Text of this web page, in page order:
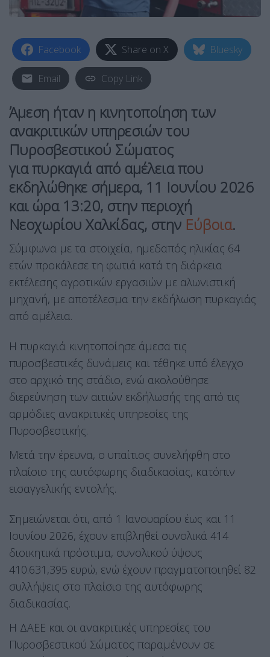
Facebook Share on X Bluesky
Email Copy Link
Άμεση ήταν η κινητοποίηση των
ανακριτικών υπηρεσιών του
Πυροσβεστικού Σώματος
για πυρκαγιά από αμέλεια που
εκδηλώθηκε σήμερα, 11 Ιουνίου 2026
και ώρα 13:20, στην περιοχή
Νεοχωρίου Χαλκίδας, στην Εύβοια.
Σύμφωνα με τα στοιχεία, ημεδαπός ηλικίας 64
ετών προκάλεσε τη φωτιά κατά τη διάρκεια
εκτέλεσης αγροτικών εργασιών με αλωνιστική
μηχανή, με αποτέλεσμα την εκδήλωση πυρκαγιάς
από αμέλεια.
Η πυρκαγιά κινητοποίησε άμεσα τις
πυροσβεστικές δυνάμεις και τέθηκε υπό έλεγχο
στο αρχικό της στάδιο, ενώ ακολούθησε
διερεύνηση των αιτιών εκδήλωσής της από τις
αρμόδιες ανακριτικές υπηρεσίες της
Πυροσβεστικής.
Μετά την έρευνα, ο υπαίτιος συνελήφθη στο
πλαίσιο της αυτόφωρης διαδικασίας, κατόπιν
εισαγγελικής εντολής.
Σημειώνεται ότι, από 1 Ιανουαρίου έως και 11
Ιουνίου 2026, έχουν επιβληθεί συνολικά 414
διοικητικά πρόστιμα, συνολικού ύψους
410.631,395 ευρώ, ενώ έχουν πραγματοποιηθεί 82
συλλήψεις στο πλαίσιο της αυτόφωρης
διαδικασίας.
Η ΔΑΕΕ και οι ανακριτικές υπηρεσίες του
Πυροσβεστικού Σώματος παραμένουν σε